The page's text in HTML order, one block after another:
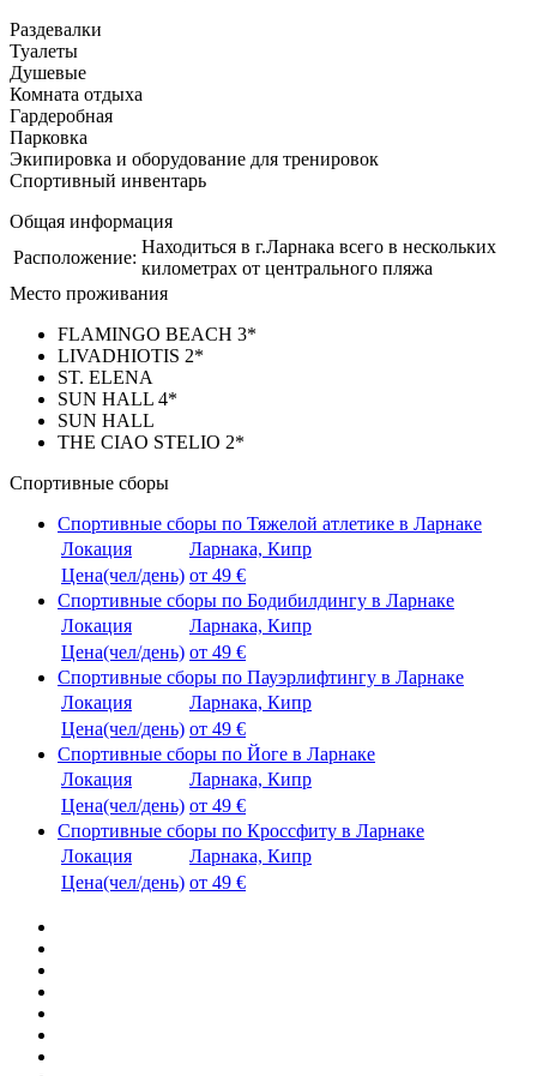
Раздевалки
Туалеты
Душевые
Комната отдыха
Гардеробная
Парковка
Экипировка и оборудование для тренировок
Спортивный инвентарь
Общая информация
Расположение:
Находиться в г.Ларнака всего в нескольких
километрах от центрального пляжа
Место проживания
FLAMINGO BEACH 3*
LIVADHIOTIS 2*
ST. ELENA
SUN HALL 4*
SUN HALL
THE CIAO STELIO 2*
Спортивные сборы
Спортивные сборы по Тяжелой атлетике в Ларнаке
Локация
Ларнака, Кипр
Цена(чел/день) от 49 €
Спортивные сборы по Бодибилдингу в Ларнаке
Локация
Ларнака, Кипр
Цена(чел/день) от 49 €
Спортивные сборы по Пауэрлифтингу в Ларнаке
Локация
Ларнака, Кипр
Цена(чел/день) от 49 €
Спортивные сборы по Йоге в Ларнаке
Локация
Ларнака, Кипр
Цена(чел/день) от 49 €
Спортивные сборы по Кроссфиту в Ларнаке
Локация
Ларнака, Кипр
Цена(чел/день) от 49 €